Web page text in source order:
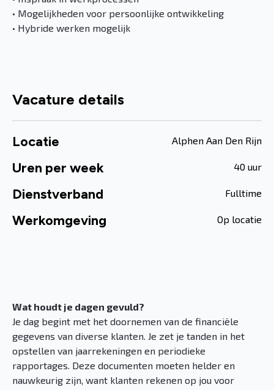
• Mogelijkheden voor persoonlijke ontwikkeling
• Hybride werken mogelijk
Vacature details
Locatie Alphen Aan Den Rijn
Uren per week 40 uur
Dienstverband Fulltime
Werkomgeving Op locatie
Wat houdt je dagen gevuld?
Je dag begint met het doornemen van de financiële
gegevens van diverse klanten. Je zet je tanden in het
opstellen van jaarrekeningen en periodieke
rapportages. Deze documenten moeten helder en
nauwkeurig zijn, want klanten rekenen op jou voor